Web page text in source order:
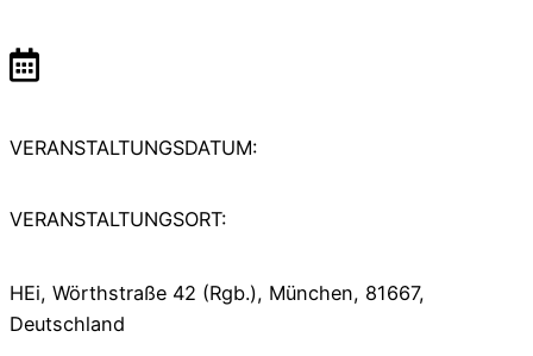
VERANSTALTUNGSDATUM:
VERANSTALTUNGSORT:
HEi, Wörthstraße 42 (Rgb.), München, 81667,
Deutschland